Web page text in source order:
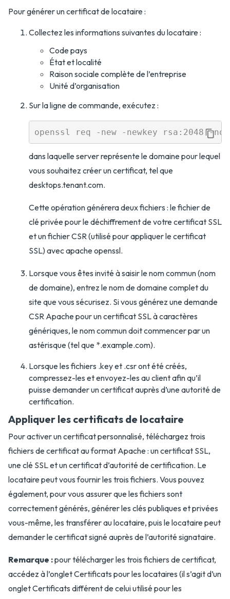
Pour générer un certificat de locataire :
Collectez les informations suivantes du locataire :
Code pays
État et localité
Raison sociale complète de l’entreprise
Unité d’organisation
Sur la ligne de commande, exécutez :
dans laquelle server représente le domaine pour lequel
vous souhaitez créer un certificat, tel que
desktops.tenant.com.
Cette opération générera deux fichiers : le fichier de
clé privée pour le déchiffrement de votre certificat SSL
et un fichier CSR (utilisé pour appliquer le certificat
SSL) avec apache openssl.
Lorsque vous êtes invité à saisir le nom commun (nom
de domaine), entrez le nom de domaine complet du
site que vous sécurisez. Si vous générez une demande
CSR Apache pour un certificat SSL à caractères
génériques, le nom commun doit commencer par un
astérisque (tel que *.example.com).
Lorsque les fichiers .key et .csr ont été créés,
compressez-les et envoyez-les au client afin qu’il
puisse demander un certificat auprès d’une autorité de
certification.
Appliquer les certificats de locataire
Pour activer un certificat personnalisé, téléchargez trois
fichiers de certificat au format Apache : un certificat SSL,
une clé SSL et un certificat d’autorité de certification. Le
locataire peut vous fournir les trois fichiers. Vous pouvez
également, pour vous assurer que les fichiers sont
correctement générés, générer les clés publiques et privées
vous-même, les transférer au locataire, puis le locataire peut
demander le certificat signé auprès de l’autorité signataire.
Remarque :pour télécharger les trois fichiers de certificat,
accédez à l’onglet Certificats pour les locataires (il s’agit d’un
onglet Certificats différent de celui utilisé pour les